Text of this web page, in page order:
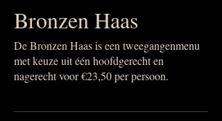
Bronzen Haas
De Bronzen Haas is een tweegangenmenu
met keuze uit één hoofdgerecht en
nagerecht voor €23,50 per persoon.